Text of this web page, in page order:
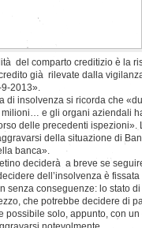
del comparto creditizio è la
già rilevate dalla
2013».
di insolvenza si ricorda che
e gli organi aziendali
delle precedenti ispezioni».
della situazione di
banca».
deciderà a breve se
dell’insolvenza è fissata
senza conseguenze: lo stato
che potrebbe decidere di
possibile solo, appunto, con